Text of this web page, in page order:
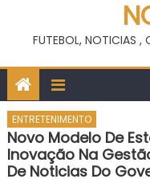
FUTEBOL, NOTICIAS ,
ENTRETENIMENTO
Novo Modelo De
Inovação Na
De Noticias Do